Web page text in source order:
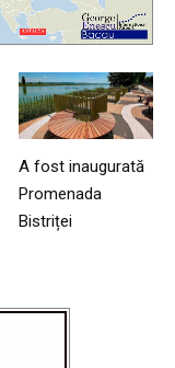
A fost inaugurată
Promenada
Bistriței